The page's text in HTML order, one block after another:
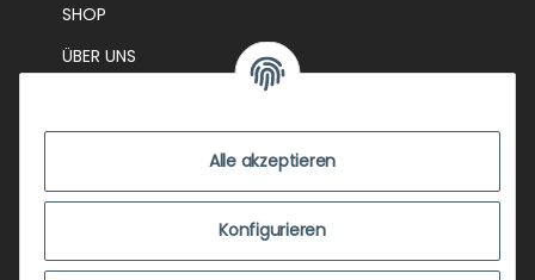
Alle akzeptieren
Konfigurieren
SHOP
ÜBER UNS
ZUSTANDSBEWERTUNG